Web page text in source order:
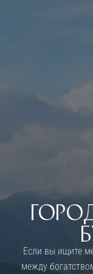
Если вы ищите
между